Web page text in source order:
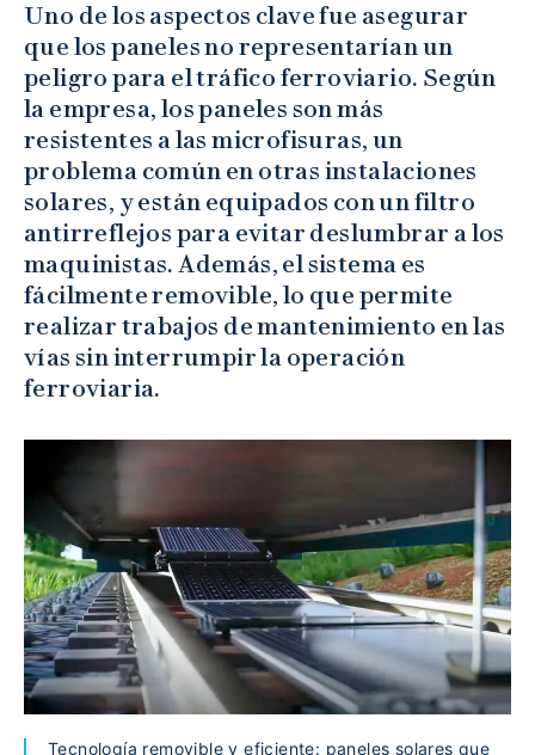
Uno de los aspectos clave fue asegurar
que los paneles no representarían un
peligro para el tráfico ferroviario. Según
la empresa, los paneles son más
resistentes a las microfisuras, un
problema común en otras instalaciones
solares, y están equipados con un filtro
antirreflejos para evitar deslumbrar a los
maquinistas. Además, el sistema es
fácilmente removible, lo que permite
realizar trabajos de mantenimiento en las
vías sin interrumpir la operación
ferroviaria.
Tecnología removible y eficiente: paneles solares que